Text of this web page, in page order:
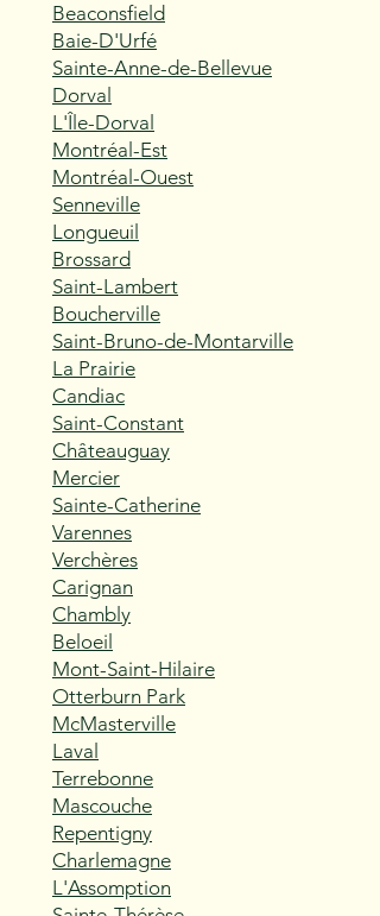
Beaconsfield
Baie-D'Urfé
Sainte-Anne-de-Bellevue
Dorval
L'Île-Dorval
Montréal-Est
Montréal-Ouest
Senneville
Longueuil
Brossard
Saint-Lambert
Boucherville
Saint-Bruno-de-Montarville
La Prairie
Candiac
Saint-Constant
Châteauguay
Mercier
Sainte-Catherine
Varennes
Verchères
Carignan
Chambly
Beloeil
Mont-Saint-Hilaire
Otterburn Park
McMasterville
Laval
Terrebonne
Mascouche
Repentigny
Charlemagne
L'Assomption